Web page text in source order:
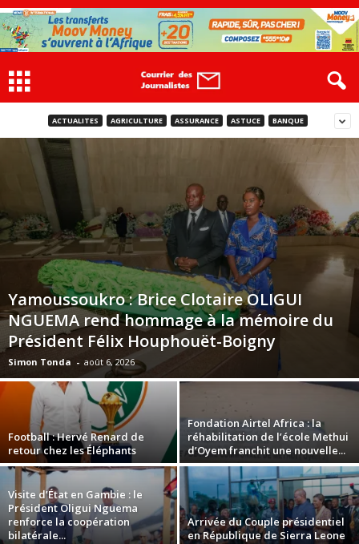
ACTUALITES AGRICULTURE ASSURANCE ASTUCE BANQUE
Yamoussoukro : Brice Clotaire OLIGUI
NGUEMA rend hommage à la mémoire du
Président Félix Houphouët-Boigny
Simon Tonda - août 6, 2026
Football : Hervé Renard de
retour chez les Éléphants
Fondation Airtel Africa : la
réhabilitation de l’école Methui
d’Oyem franchit une nouvelle...
Visite d’État en Gambie : le
Président Oligui Nguema
renforce la coopération
bilatérale...
Arrivée du Couple présidentiel
en République de Sierra Leone